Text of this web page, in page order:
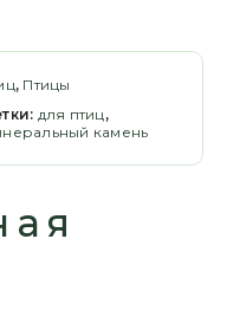
, Птицы
для птиц,
камень